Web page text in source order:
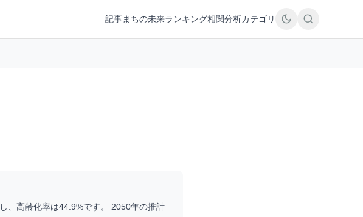
記事まちの未来ランキング相関分析カテゴリ
し、高齢化率は44.9%です。 2050年の推計